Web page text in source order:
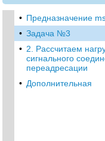
• Предназначение
• Задача №3
• 2. Рассчитаем
сигнального
переадресации
• Дополнительная